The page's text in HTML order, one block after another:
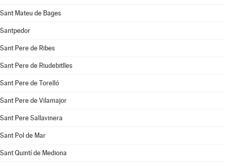
Sant Mateu de Bages
Santpedor
Sant Pere de Ribes
Sant Pere de Riudebitlles
Sant Pere de Torelló
Sant Pere de Vilamajor
Sant Pere Sallavinera
Sant Pol de Mar
Sant Quintí de Mediona